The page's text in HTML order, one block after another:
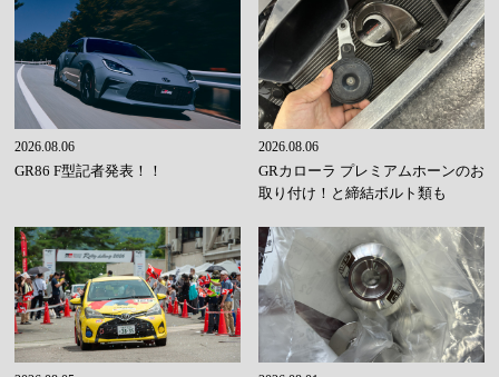
2026.08.06
GR86 F型記者発表！！
2026.08.06
GRカローラ プレミアムホーンのお
取り付け！と締結ボルト類も